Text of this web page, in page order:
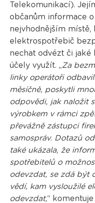
Telekomunikací).
občanům informace
nejvhodnějším místě,
elektrospotřebič
nechat odvézt či
účely využít. „Za
linky operátoři
měsíčně, poskytli
odpovědi, jak naložit
výrobkem v rámci
převážně zástupci
samospráv. Dotazů
také ukázala, že
spotřebitelů o
odevzdat, se zdá být
vědí, kam vysloužilé
odevzdat,“ komentuje